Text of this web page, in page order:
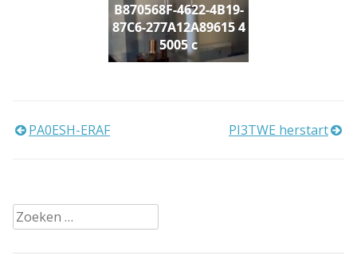
B870568F-4622-4B19-
87C6-277A12A89615 4
5005 c
Bericht
PA0ESH-ERAF PI3TWE herstart
Zoeken
naar: